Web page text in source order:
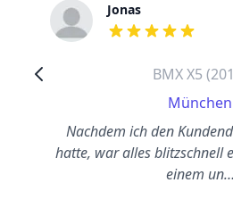
Jonas
out of 5 stars
BMX X5
München
Nachdem ich den
hatte, war alles blitzschnell
einem un…